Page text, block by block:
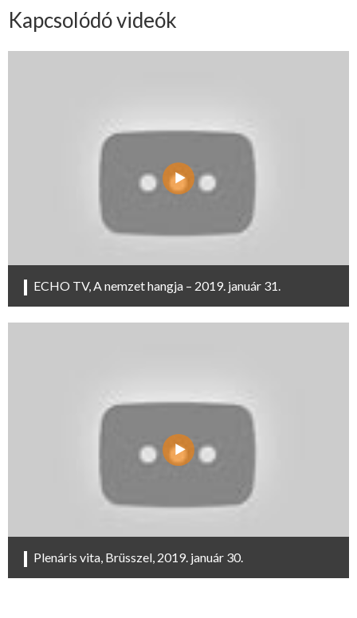
Kapcsolódó videók
ECHO TV, A nemzet hangja – 2019. január 31.
Plenáris vita, Brüsszel, 2019. január 30.